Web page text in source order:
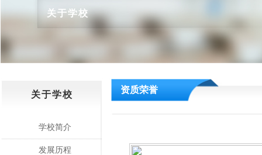
关于学校
关于学校
学校简介
发展历程
资质荣誉